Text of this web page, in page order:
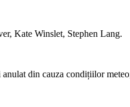
Kate Winslet, Stephen Lang.
din cauza condițiilor